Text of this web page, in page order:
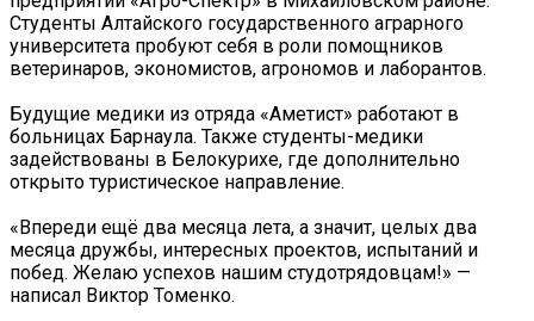
Студенты Алтайского государственного аграрного
университета пробуют себя в роли помощников
ветеринаров, экономистов, агрономов и лаборантов.
Будущие медики из отряда «Аметист» работают в
больницах Барнаула. Также студенты-медики
задействованы в Белокурихе, где дополнительно
открыто туристическое направление.
«Впереди ещё два месяца лета, а значит, целых два
месяца дружбы, интересных проектов, испытаний и
побед. Желаю успехов нашим студотрядовцам!» —
написал Виктор Томенко.